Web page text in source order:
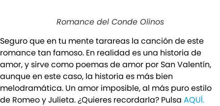
Romance del Conde Olinos
Seguro que en tu mente tarareas la canción de este
romance tan famoso. En realidad es una historia de
amor, y sirve como poemas de amor por San Valentín,
aunque en este caso, la historia es más bien
melodramática. Un amor imposible, al más puro estilo
de Romeo y Julieta. ¿Quieres recordarla? Pulsa AQUÍ.